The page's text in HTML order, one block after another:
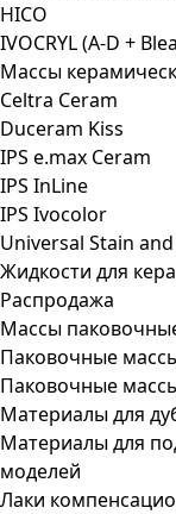
HICO
IVOCRYL (A-D +
Массы
Celtra Ceram
Duceram Kiss
IPS e.max Ceram
IPS InLine
IPS Ivocolor
Universal Stain
Жидкости для
Распродажа
Массы
Паковочные
Паковочные
Материалы для
Материалы для
моделей
Лаки